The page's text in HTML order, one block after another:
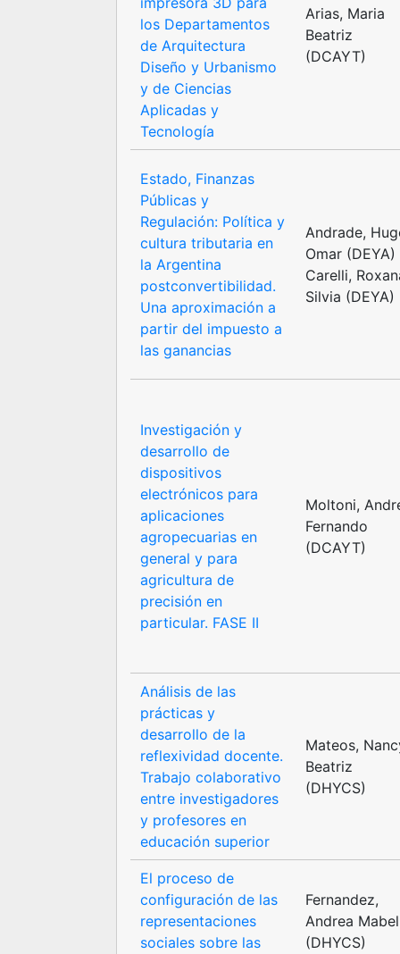
los Departamentos
de Arquitectura
Diseño y Urbanismo
y de Ciencias
Aplicadas y
Tecnología
Arias, Maria
Beatriz
(DCAYT)
Estado, Finanzas
Públicas y
Regulación: Política y
cultura tributaria en
la Argentina
postconvertibilidad.
Una aproximación a
partir del impuesto a
las ganancias
Andrade,
Omar (DEYA)
Carelli,
Silvia (DEYA)
Investigación y
desarrollo de
dispositivos
electrónicos para
aplicaciones
agropecuarias en
general y para
agricultura de
precisión en
particular. FASE II
Moltoni,
Fernando
(DCAYT)
Análisis de las
prácticas y
desarrollo de la
reflexividad docente.
Trabajo colaborativo
entre investigadores
y profesores en
educación superior
Mateos,
Beatriz
(DHYCS)
El proceso de
configuración de las
representaciones
sociales sobre las
Fernandez,
Andrea Mabel
(DHYCS)